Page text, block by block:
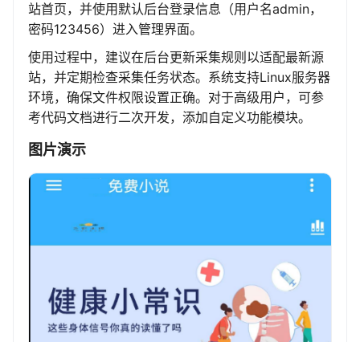
站首页，并使用默认后台登录信息（用户名admin，
密码123456）进入管理界面。
使用过程中，建议在后台更新采集规则以适配最新源
站，并定期检查采集任务状态。系统支持Linux服务器
环境，确保文件权限设置正确。对于高级用户，可参
考代码文档进行二次开发，添加自定义功能模块。
图片演示